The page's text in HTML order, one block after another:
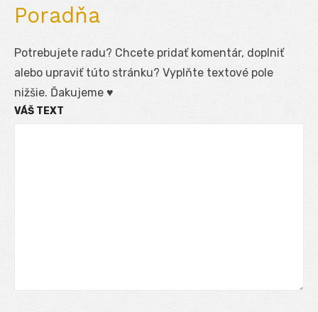
Poradňa
Potrebujete radu? Chcete pridať komentár, doplniť
alebo upraviť túto stránku? Vyplňte textové pole
nižšie. Ďakujeme ♥
VÁŠ TEXT